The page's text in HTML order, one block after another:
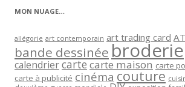
MON NUAGE…
allégorie art contemporain art trading card
bande dessinée broderie
calendriercartecarte maison carte
carte à publicité cinéma couture